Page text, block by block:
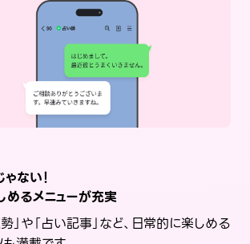
ない！
めるメニューが充実
」や「占い記事」など、日常的に楽しめる